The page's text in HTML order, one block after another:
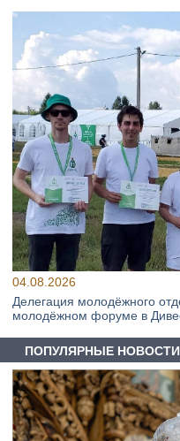
04.08.2026
Делегация молодёжного
молодёжном форуме в
ПОПУЛЯРНЫЕ НОВОСТИ